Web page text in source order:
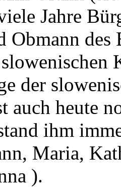
Jahre
Obmann des
der
auch heute
ihm
Maria,
).